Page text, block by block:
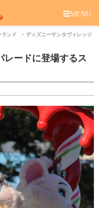
☰MENU
ランド
ディズニーサンタヴィレッジ
レードに登場するス